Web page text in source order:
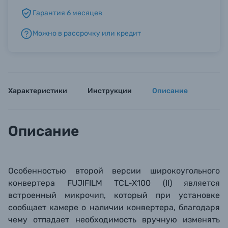
Б/У фототехника (Комиссионные товары)
Гарантия 6 месяцев
Можно в рассрочку или кредит
Характеристики Инструкции Описание
Описание
Особенностью второй версии широкоугольного
конвертера FUJIFILM TCL-X100 (II) является
встроенный микрочип, который при установке
сообщает камере о наличии конвертера, благодаря
чему отпадает необходимость вручную изменять